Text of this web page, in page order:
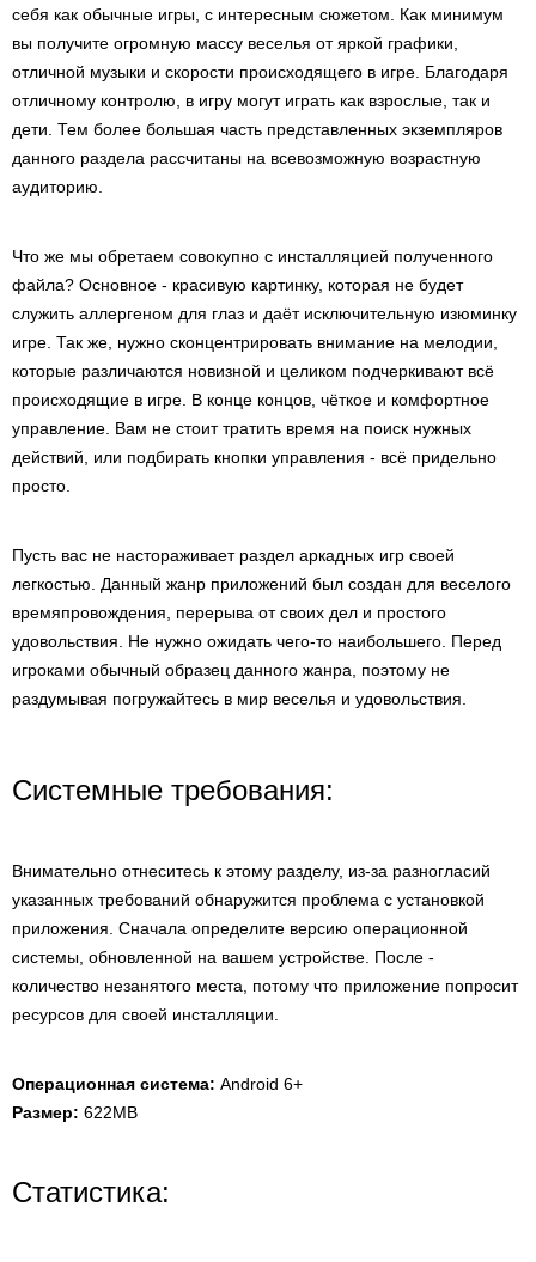
себя как обычные игры, с интересным сюжетом. Как минимум
вы получите огромную массу веселья от яркой графики,
отличной музыки и скорости происходящего в игре. Благодаря
отличному контролю, в игру могут играть как взрослые, так и
дети. Тем более большая часть представленных экземпляров
данного раздела рассчитаны на всевозможную возрастную
аудиторию.
Что же мы обретаем совокупно с инсталляцией полученного
файла? Основное - красивую картинку, которая не будет
служить аллергеном для глаз и даёт исключительную изюминку
игре. Так же, нужно сконцентрировать внимание на мелодии,
которые различаются новизной и целиком подчеркивают всё
происходящие в игре. В конце концов, чёткое и комфортное
управление. Вам не стоит тратить время на поиск нужных
действий, или подбирать кнопки управления - всё придельно
просто.
Пусть вас не настораживает раздел аркадных игр своей
легкостью. Данный жанр приложений был создан для веселого
времяпровождения, перерыва от своих дел и простого
удовольствия. Не нужно ожидать чего-то наибольшего. Перед
игроками обычный образец данного жанра, поэтому не
раздумывая погружайтесь в мир веселья и удовольствия.
Системные требования:
Внимательно отнеситесь к этому разделу, из-за разногласий
указанных требований обнаружится проблема с установкой
приложения. Сначала определите версию операционной
системы, обновленной на вашем устройстве. После -
количество незанятого места, потому что приложение попросит
ресурсов для своей инсталляции.
Операционная система: Android 6+
Размер: 622MB
Статистика: